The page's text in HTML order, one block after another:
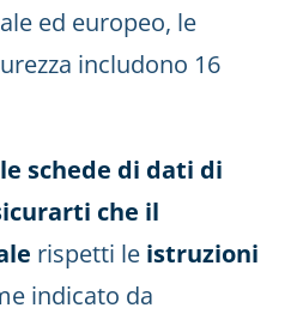
ed europeo, le
includono 16
schede di dati di
che il
rispetti le istruzioni
indicato da